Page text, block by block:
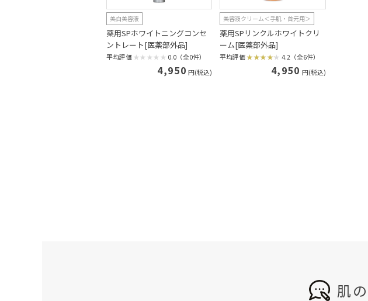
美白美容液
薬用SPホワイトニングコンセ
ントレート[医薬部外品]
平均評価 0.0（全0件）
4,950 円(税込)
美容液クリーム＜手肌・首元用＞
薬用SPリンクルホワイトクリ
ーム[医薬部外品]
平均評価 4.2（全6件）
4,950 円(税込)
肌